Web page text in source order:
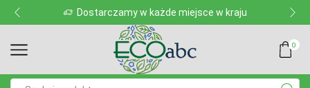
Dostarczamy w każde miejsce w kraju
0